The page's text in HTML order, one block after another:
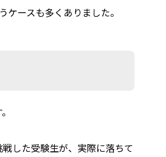
ースも多くありました。
した受験生が、実際に落ちて